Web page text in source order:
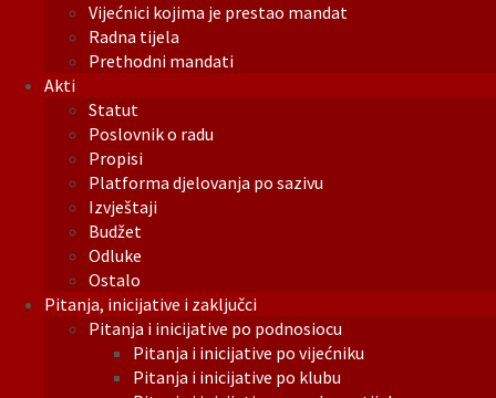
Vijećnici kojima je prestao mandat
Radna tijela
Prethodni mandati
Akti
Statut
Poslovnik o radu
Propisi
Platforma djelovanja po sazivu
Izvještaji
Budžet
Odluke
Ostalo
Pitanja, inicijative i zaključci
Pitanja i inicijative po podnosiocu
Pitanja i inicijative po vijećniku
Pitanja i inicijative po klubu